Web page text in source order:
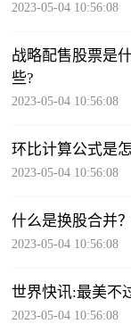
2023-05-04 10:56:08
战略配售股票是
些?
2023-05-04 10:56:08
环比计算公式是
2023-05-04 10:56:08
什么是换股合并
2023-05-04 10:56:08
世界快讯:最美不
2023-05-04 10:56:08